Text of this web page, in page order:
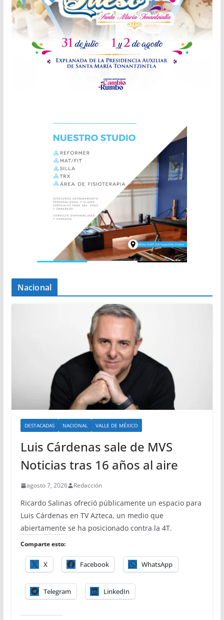
Nacional
DESTACADAS NACIONAL VALLE DE MÉXICO
Luis Cárdenas sale de MVS
Noticias tras 16 años al aire
agosto 7, 2026 Redacción
Ricardo Salinas ofreció públicamente un espacio para
Luis Cárdenas en TV Azteca, un medio que
abiertamente se ha posicionado contra la 4T.
Comparte esto:
X Facebook WhatsApp
Telegram LinkedIn